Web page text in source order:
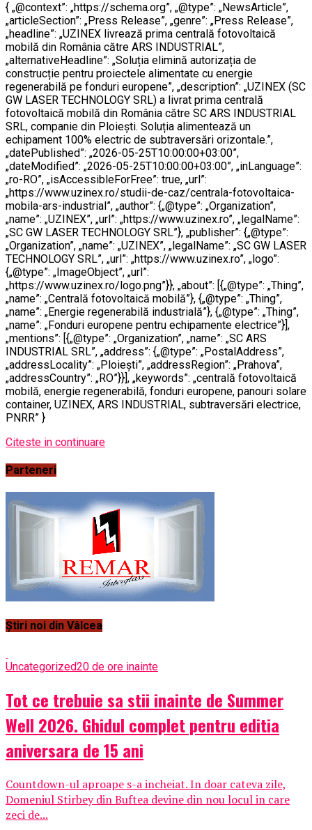
{ „@context”: „https://schema.org”, „@type”: „NewsArticle”,
„articleSection”: „Press Release”, „genre”: „Press Release”,
„headline”: „UZINEX livrează prima centrală fotovoltaică
mobilă din România către ARS INDUSTRIAL”,
„alternativeHeadline”: „Soluția elimină autorizația de
construcție pentru proiectele alimentate cu energie
regenerabilă pe fonduri europene”, „description”: „UZINEX (SC
GW LASER TECHNOLOGY SRL) a livrat prima centrală
fotovoltaică mobilă din România către SC ARS INDUSTRIAL
SRL, companie din Ploiești. Soluția alimentează un
echipament 100% electric de subtraversări orizontale.”,
„datePublished”: „2026-05-25T10:00:00+03:00”,
„dateModified”: „2026-05-25T10:00:00+03:00”, „inLanguage”:
„ro-RO”, „isAccessibleForFree”: true, „url”:
„https://www.uzinex.ro/studii-de-caz/centrala-fotovoltaica-
mobila-ars-industrial”, „author”: {„@type”: „Organization”,
„name”: „UZINEX”, „url”: „https://www.uzinex.ro”, „legalName”:
„SC GW LASER TECHNOLOGY SRL”}, „publisher”: {„@type”:
„Organization”, „name”: „UZINEX”, „legalName”: „SC GW LASER
TECHNOLOGY SRL”, „url”: „https://www.uzinex.ro”, „logo”:
{„@type”: „ImageObject”, „url”:
„https://www.uzinex.ro/logo.png”}}, „about”: [{„@type”: „Thing”,
„name”: „Centrală fotovoltaică mobilă”}, {„@type”: „Thing”,
„name”: „Energie regenerabilă industrială”}, {„@type”: „Thing”,
„name”: „Fonduri europene pentru echipamente electrice”}],
„mentions”: [{„@type”: „Organization”, „name”: „SC ARS
INDUSTRIAL SRL”, „address”: {„@type”: „PostalAddress”,
„addressLocality”: „Ploiești”, „addressRegion”: „Prahova”,
„addressCountry”: „RO”}}], „keywords”: „centrală fotovoltaică
mobilă, energie regenerabilă, fonduri europene, panouri solare
container, UZINEX, ARS INDUSTRIAL, subtraversări electrice,
PNRR” }
Citeste in continuare
Parteneri
Știri noi din Vâlcea
Uncategorized20 de ore inainte
Tot ce trebuie sa stii inainte de Summer
Well 2026. Ghidul complet pentru editia
aniversara de 15 ani
Countdown-ul aproape s-a incheiat. In doar cateva zile,
Domeniul Stirbey din Buftea devine din nou locul in care
zeci de...